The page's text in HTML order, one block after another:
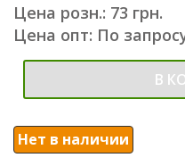
Цена розн.: 73 грн.
Цена опт: По
В
Нет в наличии